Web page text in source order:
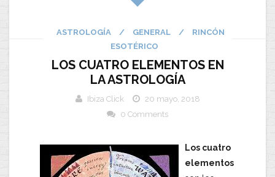
ASTROLOGÍA / GENERAL /
RINCÓN
ESOTÉRICO
LOS CUATRO ELEMENTOS EN
LA ASTROLOGÍA
Ibiza Click
20 mayo, 2018
0 Comments
Los cuatro
elementos